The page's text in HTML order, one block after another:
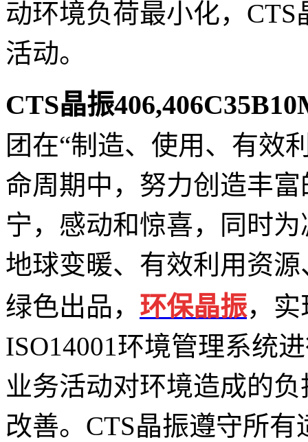
动环境负荷最小化， CTS
活动。
CTS晶振
团在“制造、使用、有效
命周期中，努力创造丰
宁，感动和惊喜，同时
地球变暖、有效利用资
绿色出品， 环保晶振，
ISO14001环境管理系统
业务活动对环境造成的
改善。CTS晶振遵守所